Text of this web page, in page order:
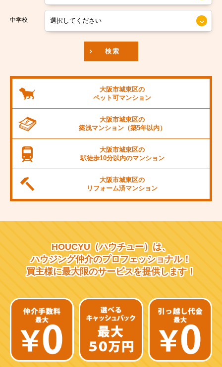
大阪市中央区
京阪本線
JR阪和線
JR桜島線
阪堺電軌上町線
東海道新幹線
阪急千里線
JR片町線
近鉄南大阪線
京阪中之島線
近鉄難波線
中学校
検索
大阪市城東区の
ペット可マンション
大阪市城東区の
築浅マンション（築5年以内）
大阪市城東区の
駅徒歩10分以内のマンション
大阪市城東区の
リフォーム済マンション
HOUCYU（ハウチュー）は、
ハウジング仲介のプロフェッショナル！
買主様に最大限のサービスを提供します！